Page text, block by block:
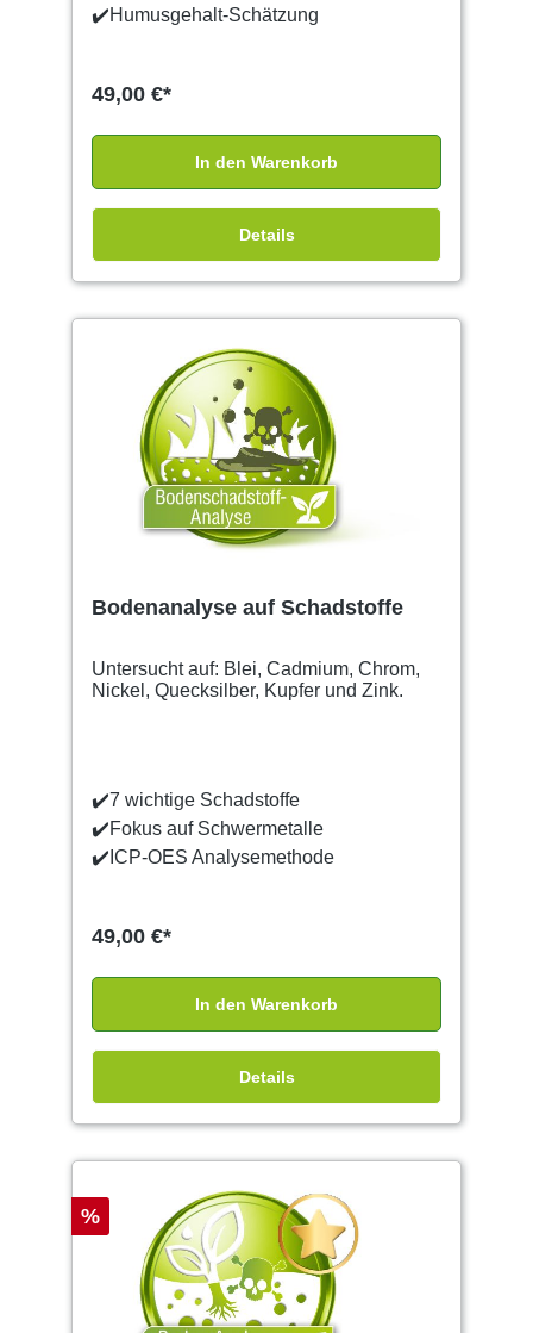
✔️Humusgehalt-Schätzung
49,00 €*
In den Warenkorb
Details
Bodenanalyse auf Schadstoffe
Untersucht auf: Blei, Cadmium, Chrom,
Nickel, Quecksilber, Kupfer und Zink.
✔️7 wichtige Schadstoffe
✔️Fokus auf Schwermetalle
✔️ ICP-OES Analysemethode
49,00 €*
In den Warenkorb
Details
%